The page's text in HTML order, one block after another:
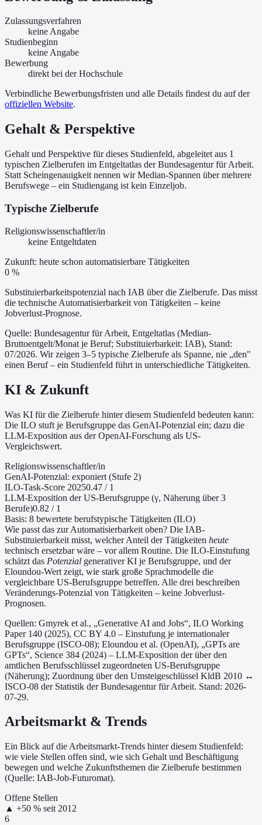
Zulassungsverfahren
keine Angabe
Studienbeginn
keine Angabe
Bewerbung
direkt bei der Hochschule
Verbindliche Bewerbungsfristen und alle Details findest du auf der
offiziellen Website.
Gehalt & Perspektive
Gehalt und Perspektive für dieses Studienfeld, abgeleitet aus 1
typischen Zielberufen im Entgeltatlas der Bundesagentur für Arbeit.
Statt Scheingenauigkeit nennen wir Median-Spannen über mehrere
Berufswege – ein Studiengang ist kein Einzeljob.
Typische Zielberufe
Religionswissenschaftler/in
keine Entgeltdaten
Zukunft: heute schon automatisierbare Tätigkeiten
0 %
Substituierbarkeitspotenzial nach IAB über die Zielberufe. Das misst
die technische Automatisierbarkeit von Tätigkeiten – keine
Jobverlust-Prognose.
Quelle: Bundesagentur für Arbeit, Entgeltatlas (Median-
Bruttoentgelt/Monat je Beruf; Substituierbarkeit: IAB), Stand:
07/2026. Wir zeigen 3–5 typische Zielberufe als Spanne, nie „den"
einen Beruf – ein Studienfeld führt in unterschiedliche Tätigkeiten.
KI & Zukunft
Was KI für die Zielberufe hinter diesem Studienfeld bedeuten kann:
Die ILO stuft je Berufsgruppe das GenAI-Potenzial ein; dazu die
LLM-Exposition aus der OpenAI-Forschung als US-
Vergleichswert.
Religionswissenschaftler/in
GenAI-Potenzial: exponiert (Stufe 2)
ILO-Task-Score 20250.47 / 1
LLM-Exposition der US-Berufsgruppe (γ, Näherung über 3
Berufe)0.82 / 1
Basis: 8 bewertete berufstypische Tätigkeiten (ILO)
Wie passt das zur Automatisierbarkeit oben? Die IAB-
Substituierbarkeit misst, welcher Anteil der Tätigkeiten heute
technisch ersetzbar wäre – vor allem Routine. Die ILO-Einstufung
schätzt das Potenzial generativer KI je Berufsgruppe, und der
Eloundou-Wert zeigt, wie stark große Sprachmodelle die
vergleichbare US-Berufsgruppe betreffen. Alle drei beschreiben
Veränderungs-Potenzial von Tätigkeiten – keine Jobverlust-
Prognosen.
Quellen: Gmyrek et al., „Generative AI and Jobs“, ILO Working
Paper 140 (2025), CC BY 4.0 – Einstufung je internationaler
Berufsgruppe (ISCO-08); Eloundou et al. (OpenAI), „GPTs are
GPTs“, Science 384 (2024) – LLM-Exposition der über den
amtlichen Berufsschlüssel zugeordneten US-Berufsgruppe
(Näherung); Zuordnung über den Umsteigeschlüssel KldB 2010 ↔
ISCO-08 der Statistik der Bundesagentur für Arbeit. Stand: 2026-
07-29.
Arbeitsmarkt & Trends
Ein Blick auf die Arbeitsmarkt-Trends hinter diesem Studienfeld:
wie viele Stellen offen sind, wie sich Gehalt und Beschäftigung
bewegen und welche Zukunftsthemen die Zielberufe bestimmen
(Quelle: IAB-Job-Futuromat).
Offene Stellen
▲ +50 % seit 2012
6